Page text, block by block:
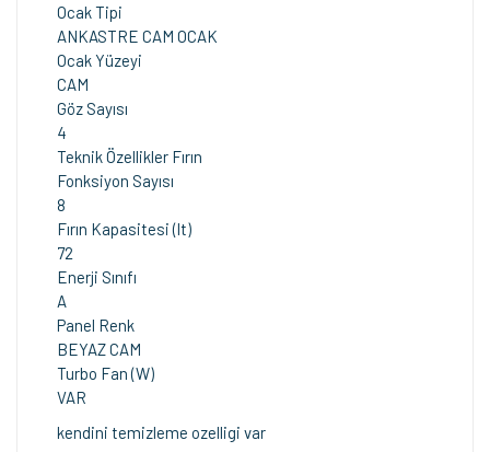
Ocak Tipi
ANKASTRE CAM OCAK
Ocak Yüzeyi
CAM
Göz Sayısı
4
Teknik Özellikler Fırın
Fonksiyon Sayısı
8
Fırın Kapasitesi (lt)
72
Enerji Sınıfı
A
Panel Renk
BEYAZ CAM
Turbo Fan (W)
VAR
kendini temizleme ozelligi var